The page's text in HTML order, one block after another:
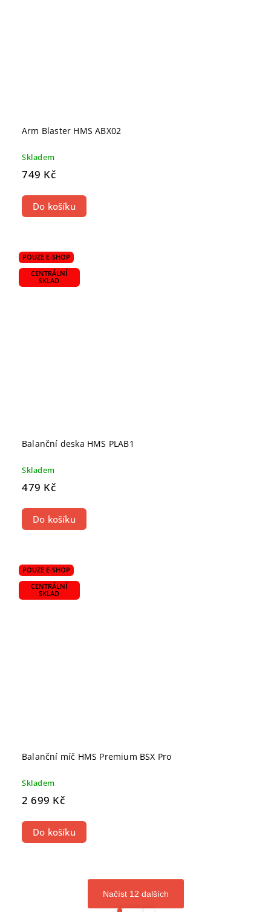
Arm Blaster HMS ABX02
Skladem
749 Kč
Do košíku
POUZE E-SHOP
CENTRÁLNÍ
SKLAD
Balanční deska HMS PLAB1
Skladem
479 Kč
Do košíku
POUZE E-SHOP
CENTRÁLNÍ
SKLAD
Balanční míč HMS Premium BSX Pro
Skladem
2 699 Kč
Do košíku
Načíst 12 dalších